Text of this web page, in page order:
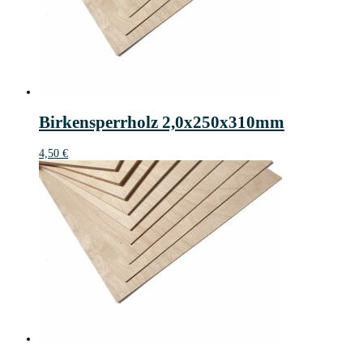
Birkensperrholz 2,0x250x310mm
4,50 €